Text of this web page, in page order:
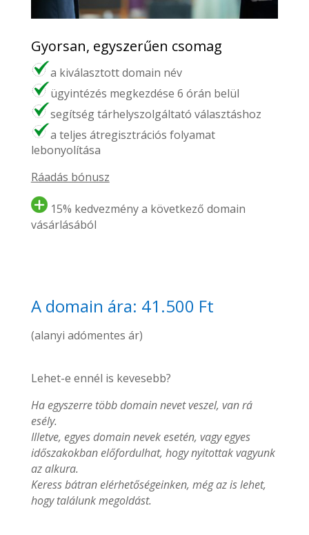
Gyorsan, egyszerűen csomag
a kiválasztott domain név
ügyintézés megkezdése 6 órán belül
segítség tárhelyszolgáltató választáshoz
a teljes átregisztrációs folyamat
lebonyolítása
Ráadás bónusz
15% kedvezmény a következő domain
vásárlásából
A domain ára: 41.500 Ft
(alanyi adómentes ár)
Lehet-e ennél is kevesebb?
Ha egyszerre több domain nevet veszel, van rá
esély.
Illetve, egyes domain nevek esetén, vagy egyes
időszakokban előfordulhat, hogy nyitottak vagyunk
az alkura.
Keress bátran elérhetőségeinken, még az is lehet,
hogy találunk megoldást.